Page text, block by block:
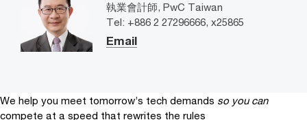
執業會計師, PwC Taiwan
Tel: +886 2 27296666, x25865
Email
We help you meet tomorrow’s tech demands so you can
compete at a speed that rewrites the rules